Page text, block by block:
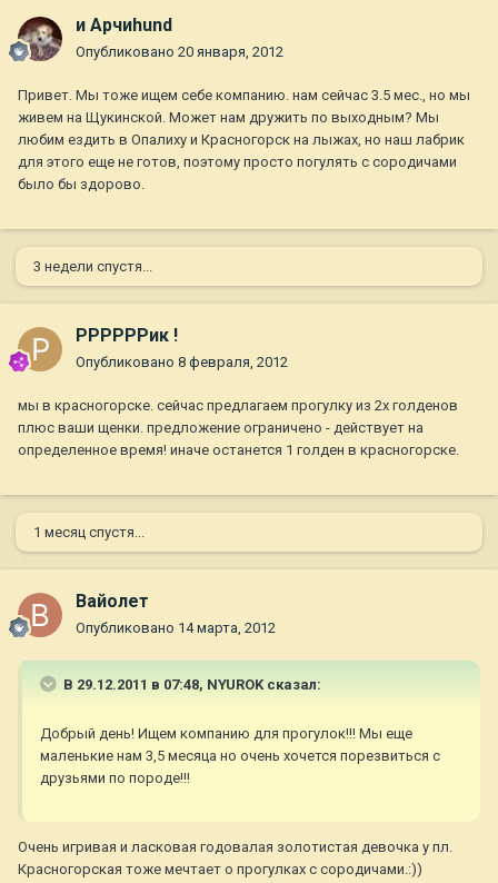
и Арчиhund
Опубликовано 20 января, 2012
Привет. Мы тоже ищем себе компанию. нам сейчас 3.5 мес., но мы
живем на Щукинской. Может нам дружить по выходным? Мы
любим ездить в Опалиху и Красногорск на лыжах, но наш лабрик
для этого еще не готов, поэтому просто погулять с сородичами
было бы здорово.
3 недели спустя...
РРРРРРик !
Опубликовано 8 февраля, 2012
мы в красногорске. сейчас предлагаем прогулку из 2х голденов
плюс ваши щенки. предложение ограничено - действует на
определенное время! иначе останется 1 голден в красногорске.
1 месяц спустя...
Вайолет
Опубликовано 14 марта, 2012
В 29.12.2011 в 07:48, NYUROK сказал:
Добрый день! Ищем компанию для прогулок!!! Мы еще
маленькие нам 3,5 месяца но очень хочется порезвиться с
друзьями по породе!!!
Очень игривая и ласковая годовалая золотистая девочка у пл.
Красногорская тоже мечтает о прогулках с сородичами.:))